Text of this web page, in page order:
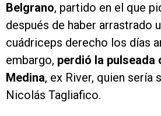
Belgrano, partido en el que
después de haber arrastrado
cuádriceps derecho los días
embargo, perdió la pulseada
Medina, ex River, quien sería
Nicolás Tagliafico.